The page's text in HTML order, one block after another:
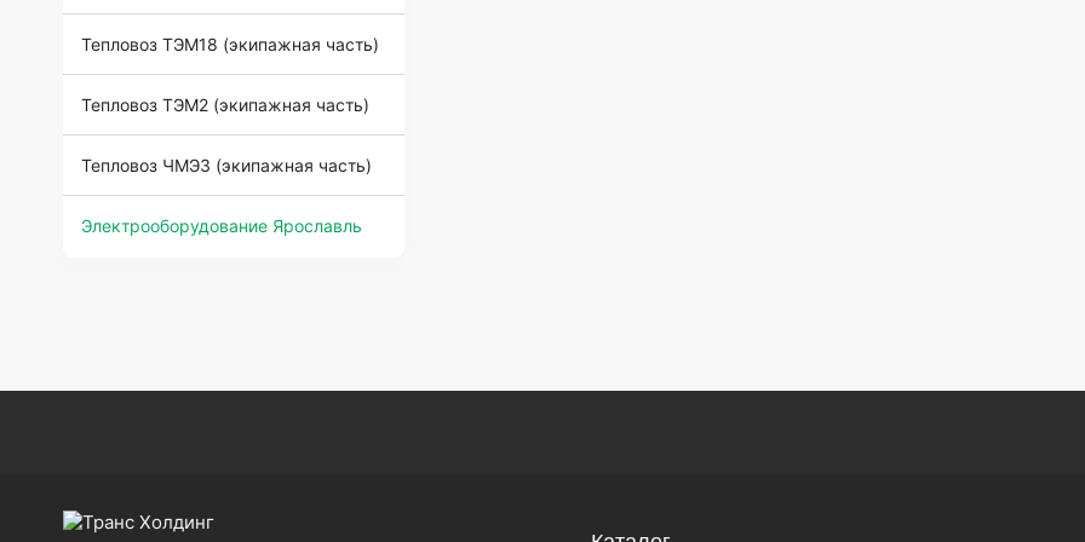
Тепловоз ТЭМ18 (экипажная часть)
Тепловоз ТЭМ2 (экипажная часть)
Тепловоз ЧМЭ3 (экипажная часть)
Электрооборудование Ярославль